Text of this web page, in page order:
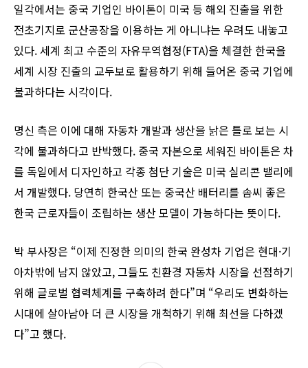
일각에서는 중국 기업인 바이톤이 미국 등 해외 진출을 위한
전초기지로 군산공장을 이용하는 게 아니냐는 우려도 내놓고
있다. 세계 최고 수준의 자유무역협정(FTA)을 체결한 한국을
세계 시장 진출의 교두보로 활용하기 위해 들어온 중국 기업에
불과하다는 시각이다.
명신 측은 이에 대해 자동차 개발과 생산을 낡은 틀로 보는 시
각에 불과하다고 반박했다. 중국 자본으로 세워진 바이톤은 차
를 독일에서 디자인하고 각종 첨단 기술은 미국 실리콘 밸리에
서 개발했다. 당연히 한국산 또는 중국산 배터리를 솜씨 좋은
한국 근로자들이 조립하는 생산 모델이 가능하다는 뜻이다.
박 부사장은 “이제 진정한 의미의 한국 완성차 기업은 현대·기
아차밖에 남지 않았고, 그들도 친환경 자동차 시장을 선점하기
위해 글로벌 협력체계를 구축하려 한다”며 “우리도 변화하는
시대에 살아남아 더 큰 시장을 개척하기 위해 최선을 다하겠
다”고 했다.